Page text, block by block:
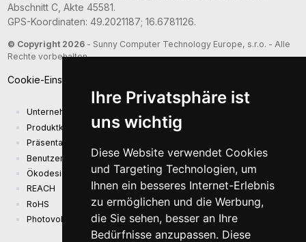
Ihre Privatsphäre ist
uns wichtig
Diese Website verwendet Cookies
und Targeting Technologien, um
Ihnen ein besseres Internet-Erlebnis
zu ermöglichen und die Werbung,
die Sie sehen, besser an Ihre
Bedürfnisse anzupassen. Diese
Abschnitt C, Akte 45581.
GPS-Koordinaten: 49.2021187; 16.6781126.
© Copyright 2026- Sunny Computer Technology Europe, s.r.o. - Alle
Rechte vorbehalten
Cookie-Einstellungen
Unternehmenspräsentation
Produktkatalog
Präsentationskatalog
Benutzerhandbuch und Sicherheitsinformationen
Ökodesign-Anforderungen (EU) 2019/1782
REACH
RoHS
Photovoltaikanlage